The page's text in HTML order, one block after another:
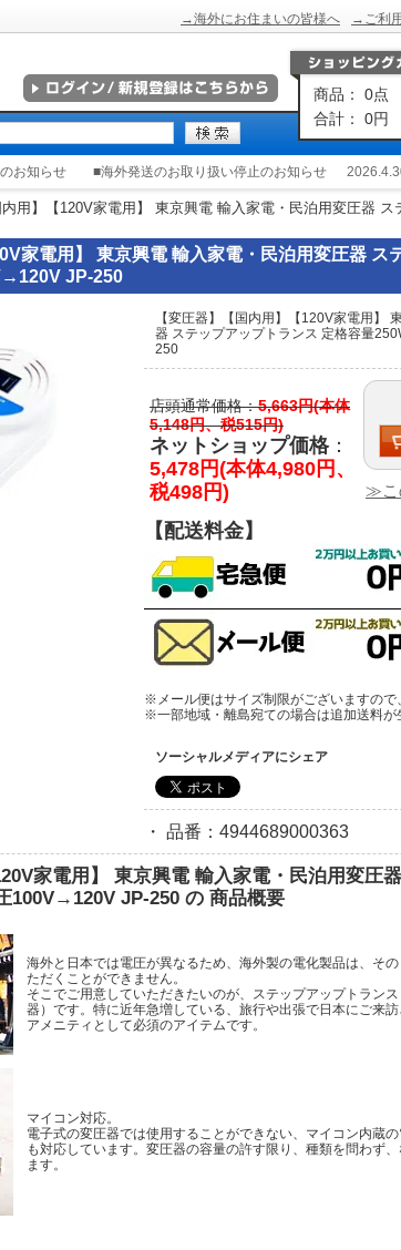
→ご利
→海外にお住まいの皆様へ
商品： 0点
合計： 0円
お知らせ ■海外発送のお取り扱い停止のお知らせ
用】【120V家電用】 東京興電 輸入家電・民泊用変圧器
家電用】 東京興電 輸入家電・民泊用変圧器 ス
JP-250
【変圧器】【国内用】【120V家電用】
器 ステップアップトランス 定格容量
250
店頭通常価格：5,663円(本体
5,148円、税515円)
ネットショップ価格：
5,478円(本体4,980円、
税498円)
≫こ
【配送料金】
※メール便はサイズ制限がございますので
※一部地域・離島宛ての場合は追加送料が
ソーシャルメディアにシェア
・ 品番：4944689000363
家電用】 東京興電 輸入家電・民泊用変圧
100V→120V JP-250 の 商品概要
海外と日本では電圧が異なるため、海外製の電化製品は、そ
ただくことができません。
そこでご用意していただきたいのが、ステップアップトラン
器）です。特に近年急増している、旅行や出張で日本にご来
アメニティとして必須のアイテムです。
マイコン対応。
電子式の変圧器では使用することができない、マイコン内蔵
も対応しています。変圧器の容量の許す限り、種類を問わず
ます。